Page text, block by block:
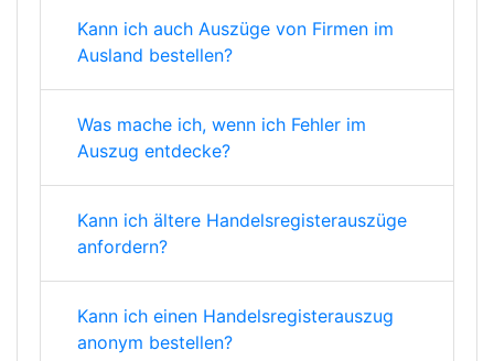
Kann ich auch Auszüge von Firmen im
Ausland bestellen?
Was mache ich, wenn ich Fehler im
Auszug entdecke?
Kann ich ältere Handelsregisterauszüge
anfordern?
Kann ich einen Handelsregisterauszug
anonym bestellen?